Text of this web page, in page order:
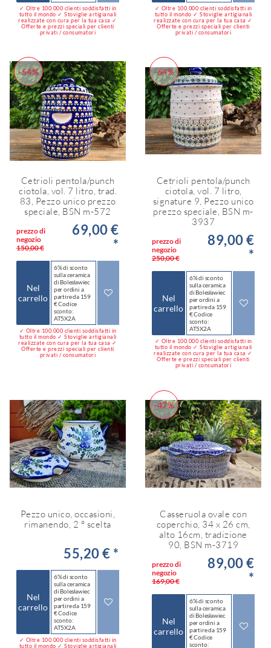
✓ Oltre 100.000 clienti soddisfatti in
tutto il mondo ✓ Stoviglie artigianali
realizzate con cura per la tua casa ✓
Offerte e prezzi speciali per clienti
privati / consumatori
✓ Oltre 100.000 clienti soddisfatti in
tutto il mondo ✓ Stoviglie artigianali
realizzate con cura per la tua casa ✓
Offerte e prezzi speciali per clienti
privati / consumatori
-54%
Cetrioli pentola/punch
ciotola, vol. 7 litro, trad.
83, Pezzo unico prezzo
speciale, BSN m-572
prezzo di
negozio
150,00 €
69,00 €
*
Nel
carrello
6% di sconto
sulla ceramica
di Bolesławiec
per ordini a
partire da 159
€ Codice
sconto:
AT5X2A
✓ Oltre 100.000 clienti soddisfatti in
tutto il mondo ✓ Stoviglie artigianali
realizzate con cura per la tua casa ✓
Offerte e prezzi speciali per clienti
privati / consumatori
-64%
Cetrioli pentola/punch
ciotola, vol. 7 litro,
signature 9, Pezzo unico
prezzo speciale, BSN m-
3937
prezzo di
negozio
250,00 €
89,00 €
*
Nel
carrello
6% di sconto
sulla ceramica
di Bolesławiec
per ordini a
partire da 159
€ Codice
sconto:
AT5X2A
✓ Oltre 100.000 clienti soddisfatti in
tutto il mondo ✓ Stoviglie artigianali
realizzate con cura per la tua casa ✓
Offerte e prezzi speciali per clienti
privati / consumatori
Pezzo unico, occasioni,
rimanendo, 2 ° scelta
55,20 € *
Nel
carrello
6% di sconto
sulla ceramica
di Bolesławiec
per ordini a
partire da 159
€ Codice
sconto:
AT5X2A
✓ Oltre 100.000 clienti soddisfatti in
tutto il mondo ✓ Stoviglie artigianali
-47%
Casseruola ovale con
coperchio, 34 x 26 cm,
alto 16cm, tradizione
90, BSN m-3719
prezzo di
negozio
169,00 €
89,00 €
*
Nel
carrello
6% di sconto
sulla ceramica
di Bolesławiec
per ordini a
partire da 159
€ Codice
sconto: